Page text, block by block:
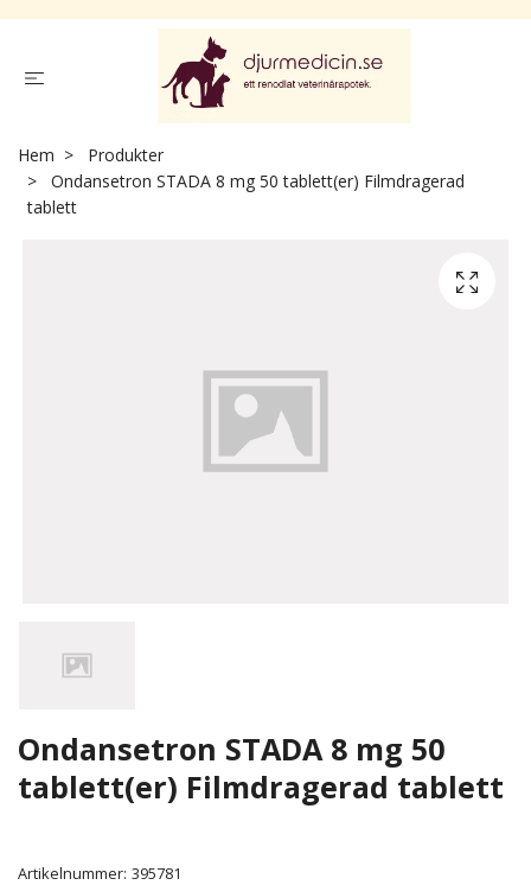
Hem
Produkter
Ondansetron STADA 8 mg 50 tablett(er) Filmdragerad
tablett
Ondansetron STADA 8 mg 50
tablett(er) Filmdragerad tablett
Artikelnummer: 395781